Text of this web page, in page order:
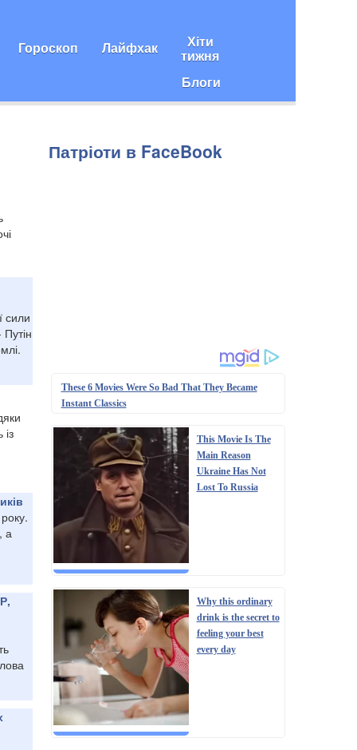
Гороскоп Лайфхак Хіти
тижня
Блоги
сили
а
Патріоти в FaceBook
These 6 Movies Were So Bad That They Became
Instant Classics
This Movie Is The
Main Reason
Ukraine Has Not
Lost To Russia
Why this ordinary
drink is the secret to
feeling your best
every day